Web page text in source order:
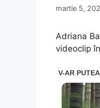
martie 5,
Adriana
videoclip